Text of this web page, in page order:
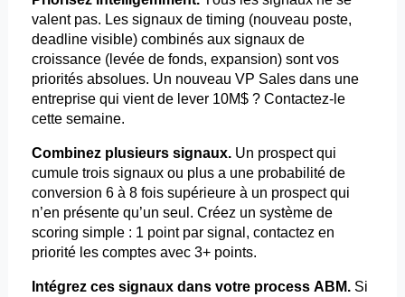
valent pas. Les signaux de timing (nouveau poste,
deadline visible) combinés aux signaux de
croissance (levée de fonds, expansion) sont vos
priorités absolues. Un nouveau VP Sales dans une
entreprise qui vient de lever 10M$ ? Contactez-le
cette semaine.
Combinez plusieurs signaux.Un prospect qui
cumule trois signaux ou plus a une probabilité de
conversion 6 à 8 fois supérieure à un prospect qui
n’en présente qu’un seul. Créez un système de
scoring simple : 1 point par signal, contactez en
priorité les comptes avec 3+ points.
Intégrez ces signaux dans votre process ABM.Si